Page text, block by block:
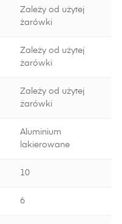
Zależy od użytej
żarówki
Zależy od użytej
żarówki
Zależy od użytej
żarówki
Aluminium
lakierowane
10
6